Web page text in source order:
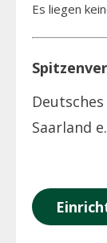
Es liegen
Saarland